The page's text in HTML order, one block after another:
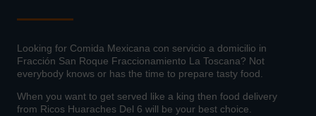
Looking for Comida Mexicana con servicio a domicilio in
Fracción San Roque Fraccionamiento La Toscana? Not
everybody knows or has the time to prepare tasty food.
When you want to get served like a king then food delivery
from Ricos Huaraches Del 6 will be your best choice.